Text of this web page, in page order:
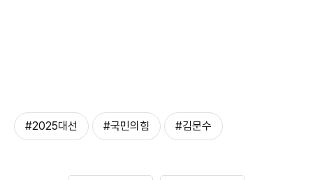
#2025대선 #국민의힘 #김문수